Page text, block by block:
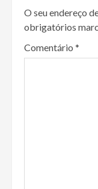
O seu endereço
obrigatórios
Comentário *